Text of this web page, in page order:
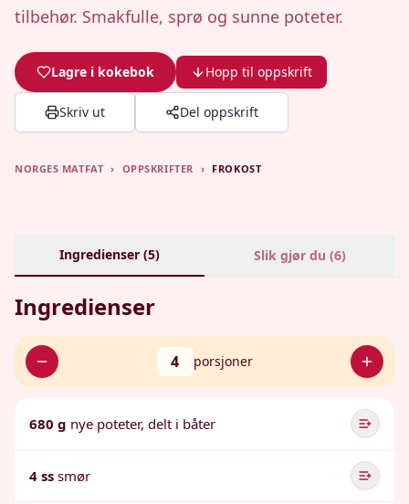
tilbehør. Smakfulle, sprø og sunne poteter.
Lagre i kokebok Hopp til oppskrift
Skriv ut Del oppskrift
NORGES MATFAT › OPPSKRIFTER › FROKOST
Ingredienser (5) Slik gjør du (6)
Ingredienser
4 porsjoner
680 g nye poteter, delt i båter
4 ss smør